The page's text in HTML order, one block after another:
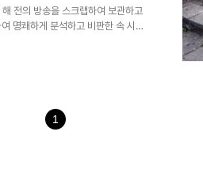
아니거든요. 아무리 한들 안 ..
전의 방송을 스크랩하여 보관하고
명쾌하게 분석하고 비판한 속 시원
하고자 게재합니다. 진정한 긍정을
이뤄 협력하지 못한다는 자기 비하
1